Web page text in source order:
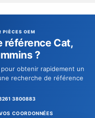
PIÈCES OEM
référence Cat,
?
pour obtenir rapidement un
recherche de référence
·3800883
COORDONNÉES